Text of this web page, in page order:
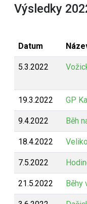
Výsledky
Datum
5.3.2022
19.3.2022 GP
9.4.2022 Běh
18.4.2022
7.5.2022
21.5.2022 Běhy